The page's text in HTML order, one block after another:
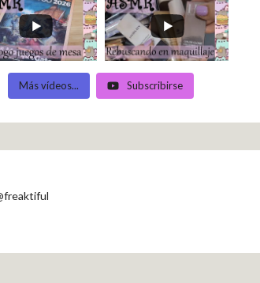
Más vídeos... Subscribirse